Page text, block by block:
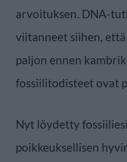
arvoituksen. DNA-
viitanneet siihen,
paljon ennen
fossiilitodisteet ovat
Nyt löydetty
poikkeuksellisen